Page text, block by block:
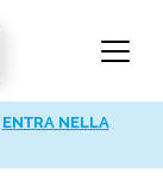
ENTRA NELLA